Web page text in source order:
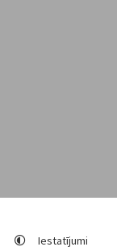
Iestatījumi